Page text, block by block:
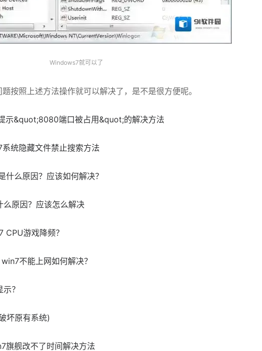
Windows7就可以了
按照上述方法操作就可以解决了，是不是很方便呢。
示&quot;8080端口被占用&quot;的解决方法
统隐藏文件禁止搜索方法
么原因？应该如何解决？
原因？应该怎么解决
CPU游戏降频？
不能上网如何解决？
？
坏原有系统)
旗舰改不了时间解决方法